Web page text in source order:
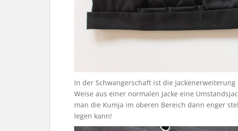
In der Schwangerschaft ist die
Weise aus einer normalen Jacke eine
man die Kumja im oberen Bereich dann enger
legen kann!